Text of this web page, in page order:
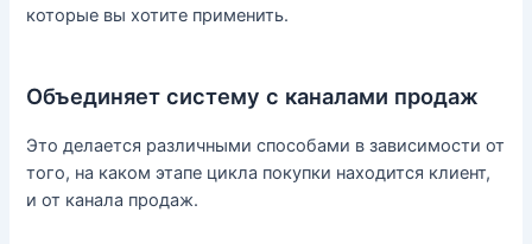
которые вы хотите применить.
Объединяет систему с каналами продаж
Это делается различными способами в зависимости от
того, на каком этапе цикла покупки находится клиент,
и от канала продаж.